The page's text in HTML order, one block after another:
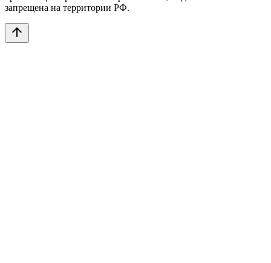
запрещена на территории РФ.
arrow_upward